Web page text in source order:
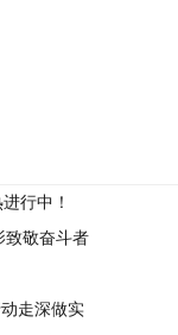
行中！
致敬奋斗者
走深做实